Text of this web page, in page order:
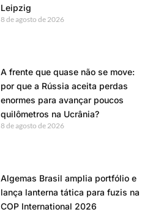
Leipzig
8 de agosto de 2026
A frente que quase não se move:
por que a Rússia aceita perdas
enormes para avançar poucos
quilômetros na Ucrânia?
8 de agosto de 2026
Algemas Brasil amplia portfólio e
lança lanterna tática para fuzis na
COP International 2026